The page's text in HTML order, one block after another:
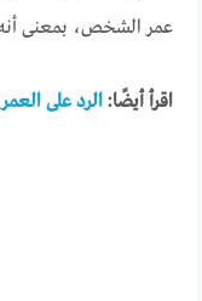
عمر الشخص، بمعنى أنه في عام 2025 سيكون
اقرأ أيضًا:الرد على